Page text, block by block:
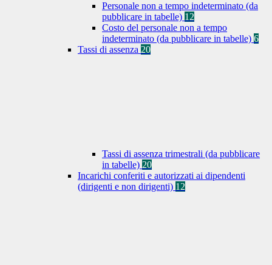
Personale non a tempo indeterminato (da
pubblicare in tabelle) 12
Costo del personale non a tempo
indeterminato (da pubblicare in tabelle) 6
Tassi di assenza 20
Tassi di assenza trimestrali (da pubblicare
in tabelle) 20
Incarichi conferiti e autorizzati ai dipendenti
(dirigenti e non dirigenti) 12